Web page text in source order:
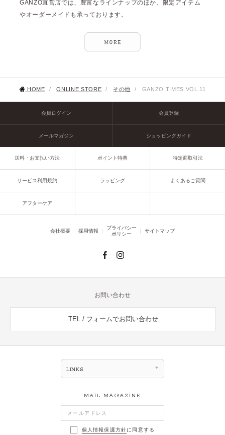
GANZO直営店では、豊富なラインナップのほか、限定アイテム
やオーダーメイドも承っております。
HOME / ONLINE STORE / その他 / GANZO TIMES VOL.11
会員ログイン 会員登録
メールマガジン ショッピングガイド
送料・お支払い方法 ポイント特典 特定商取引法
サービス利用規約 ラッピング よくあるご質問
アフターケア
会社概要 採用情報
プライバシー
ポリシー
サイトマップ
お問い合わせ
TEL / フォームでお問い合わせ
LINKS
MAIL MAGAZINE
個人情報保護方針に同意する